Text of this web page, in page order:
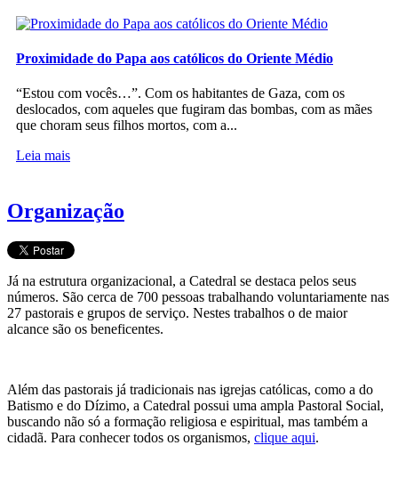
Proximidade do Papa aos católicos do Oriente Médio
“Estou com vocês…”. Com os habitantes de Gaza, com os
deslocados, com aqueles que fugiram das bombas, com as mães
que choram seus filhos mortos, com a...
Leia mais
Organização
Já na estrutura organizacional, a Catedral se destaca pelos seus
números. São cerca de 700 pessoas trabalhando voluntariamente nas
27 pastorais e grupos de serviço. Nestes trabalhos o de maior
alcance são os beneficentes.
Além das pastorais já tradicionais nas igrejas católicas, como a do
Batismo e do Dízimo, a Catedral possui uma ampla Pastoral Social,
buscando não só a formação religiosa e espiritual, mas também a
cidadã. Para conhecer todos os organismos, clique aqui.